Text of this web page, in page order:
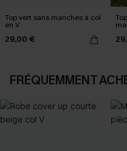
Top vert sans manches à col
en V
29,00 €
FRÉQUEMMENT